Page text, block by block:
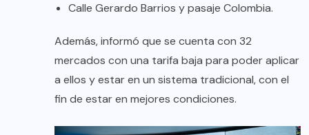
Calle Gerardo Barrios y pasaje Colombia.
Además, informó que se cuenta con 32
mercados con una tarifa baja para poder aplicar
a ellos y estar en un sistema tradicional, con el
fin de estar en mejores condiciones.